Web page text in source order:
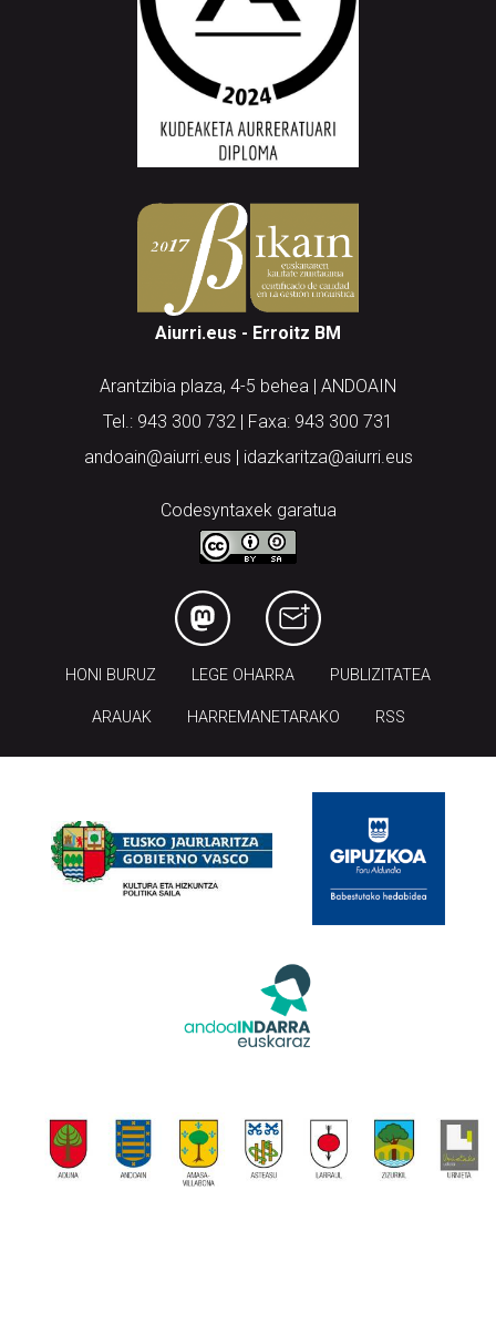
Aiurri.eus - Erroitz BM
Arantzibia plaza, 4-5 behea | ANDOAIN
Tel.: 943 300 732 | Faxa: 943 300 731
andoain@aiurri.eus | idazkaritza@aiurri.eus
Codesyntaxek garatua
HONI BURUZ LEGE OHARRA PUBLIZITATEA
ARAUAK HARREMANETARAKO RSS